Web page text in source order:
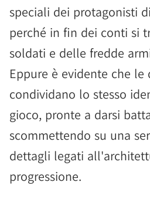
speciali dei protagonisti
perché in fin dei conti si
soldati e delle fredde
Eppure è evidente che
condividano lo stesso
gioco, pronte a darsi
scommettendo su una
dettagli legati
progressione.